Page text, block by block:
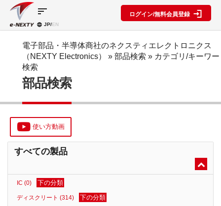
テゴリ
IC
ディスク
リート
受動部品
機構部品
水晶部品
機能部品
その他部
品
能
レベルダ
ム作成
複数型名
をまとめ
て探す
類似品検
索
カー一覧
ク図
ック図
SPECIAL
CONTENT
セミナ
information
e-
e-
sort
JP/EN
ログイン/無料会員登録
電子部品・半導体商社のネクスティエレクトロニクス
（NEXTY Electronics）
» 部品検索 » カテゴリ/キーワ
検索
部品検索
使い方動画
すべての製品
IC (0) 下の分類
ディスクリート (314) 下の分類